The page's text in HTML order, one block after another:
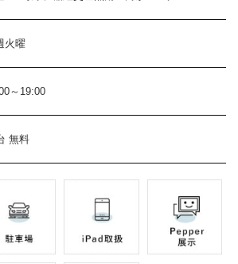
火曜
～19:00
無料